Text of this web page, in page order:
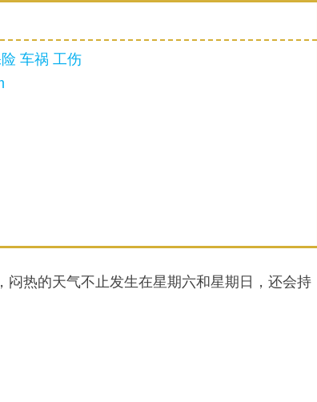
车祸 工伤
热的天气不止发生在星期六和星期日，还会持